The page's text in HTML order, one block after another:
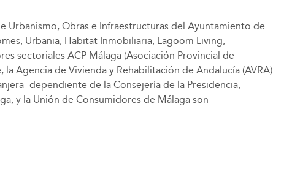
Urbanismo, Obras e Infraestructuras del Ayuntamiento de
Urbania, Habitat Inmobiliaria, Lagoom Living,
sectoriales ACP Málaga (Asociación Provincial de
Agencia de Vivienda y Rehabilitación de Andalucía (AVRA)
-dependiente de la Consejería de la Presidencia,
y la Unión de Consumidores de Málaga son